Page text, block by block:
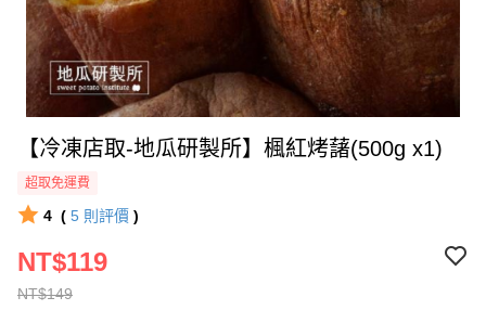
【冷凍店取-地瓜研製所】楓紅烤藷(500g x1)
超取免運費
4 ( 5 則評價 )
NT$149
NT$119